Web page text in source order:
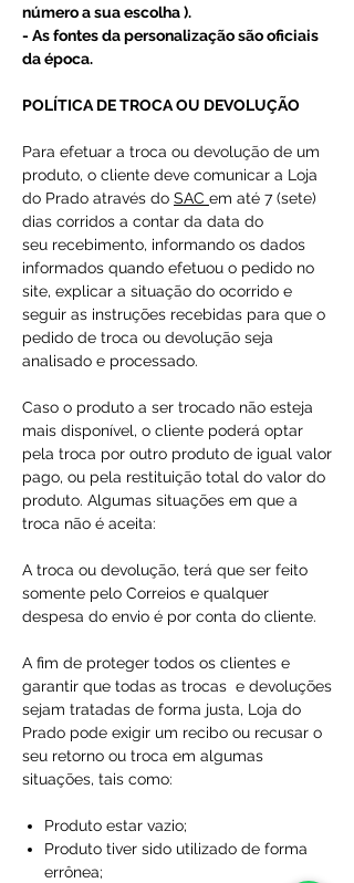
número a sua escolha ).
- As fontes da personalização são oficiais
da época.
POLÍTICA DE TROCA OU DEVOLUÇÃO
Para efetuar a troca ou devolução de um
produto, o cliente deve comunicar a Loja
do Prado através do SAC em até 7 (sete)
dias corridos a contar da data do
seu recebimento, informando os dados
informados quando efetuou o pedido no
site, explicar a situação do ocorrido e
seguir as instruções recebidas para que o
pedido de troca ou devolução seja
analisado e processado.
Caso o produto a ser trocado não esteja
mais disponível, o cliente poderá optar
pela troca por outro produto de igual valor
pago, ou pela restituição total do valor do
produto. Algumas situações em que a
troca não é aceita:
A troca ou devolução, terá que ser feito
somente pelo Correios e qualquer
despesa do envio é por conta do cliente.
A fim de proteger todos os clientes e
garantir que todas as trocas e devoluções
sejam tratadas de forma justa, Loja do
Prado pode exigir um recibo ou recusar o
seu retorno ou troca em algumas
situações, tais como:
Produto estar vazio;
Produto tiver sido utilizado de forma
errônea;